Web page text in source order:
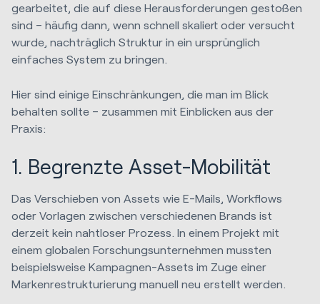
gearbeitet, die auf diese Herausforderungen gestoßen
sind – häufig dann, wenn schnell skaliert oder versucht
wurde, nachträglich Struktur in ein ursprünglich
einfaches System zu bringen.
Hier sind einige Einschränkungen, die man im Blick
behalten sollte – zusammen mit Einblicken aus der
Praxis:
1. Begrenzte Asset-Mobilität
Das Verschieben von Assets wie E-Mails, Workflows
oder Vorlagen zwischen verschiedenen Brands ist
derzeit kein nahtloser Prozess. In einem Projekt mit
einem globalen Forschungsunternehmen mussten
beispielsweise Kampagnen-Assets im Zuge einer
Markenrestrukturierung manuell neu erstellt werden.